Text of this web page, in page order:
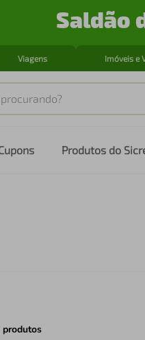
Saldão
Viagens Imóveis e
Produtos do
produtos